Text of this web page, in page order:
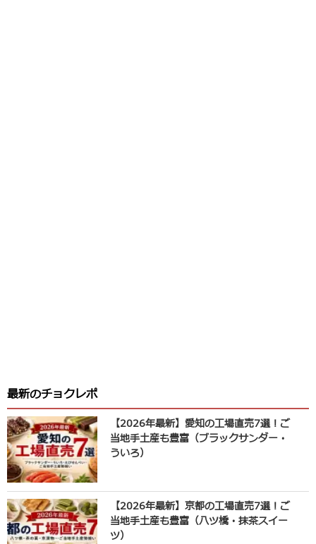
最新のチョクレポ
【2026年最新】愛知の工場直売7選！ご
当地手土産も豊富（ブラックサンダー・
ういろ）
【2026年最新】京都の工場直売7選！ご
当地手土産も豊富（八ツ橋・抹茶スイー
ツ）